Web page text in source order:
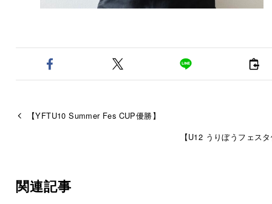
【YFTU10 Summer Fes CUP優勝】
【U12 うりぼうフェス
関連記事